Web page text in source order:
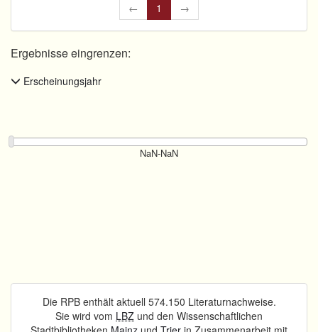
← 1 →
Ergebnisse eingrenzen:
Erscheinungsjahr
Die RPB enthält aktuell 574.150 Literaturnachweise.
Sie wird vom LBZ und den Wissenschaftlichen